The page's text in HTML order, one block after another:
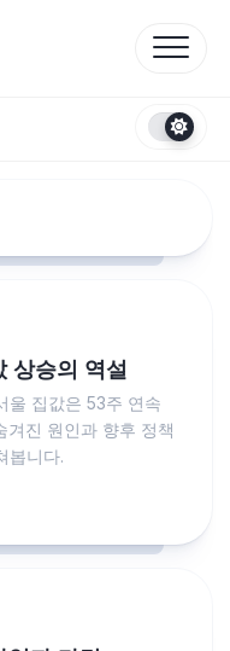
상승의 역설
울 집값은 53주 연속
겨진 원인과 향후 정책
봅니다.